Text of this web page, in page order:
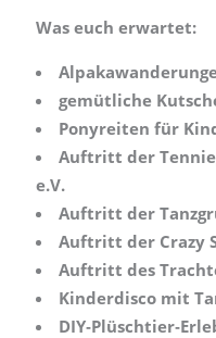
Was euch erwartet:
gemütliche
Ponyreiten für
Auftritt der
e.V.
Auftritt der
Auftritt der Crazy
Auftritt des
Kinderdisco mit